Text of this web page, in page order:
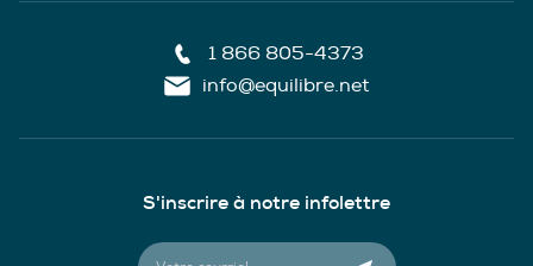
1 866 805-4373
info@equilibre.net
S'inscrire à notre infolettre